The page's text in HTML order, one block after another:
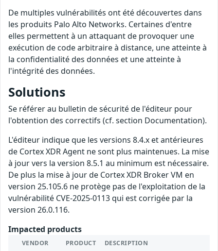
De multiples vulnérabilités ont été découvertes dans
les produits Palo Alto Networks. Certaines d'entre
elles permettent à un attaquant de provoquer une
exécution de code arbitraire à distance, une atteinte à
la confidentialité des données et une atteinte à
l'intégrité des données.
Solutions
Se référer au bulletin de sécurité de l'éditeur pour
l'obtention des correctifs (cf. section Documentation).
L'éditeur indique que les versions 8.4.x et antérieures
de Cortex XDR Agent ne sont plus maintenues. La mise
à jour vers la version 8.5.1 au minimum est nécessaire.
De plus la mise à jour de Cortex XDR Broker VM en
version 25.105.6 ne protège pas de l'exploitation de la
vulnérabilité CVE-2025-0113 qui est corrigée par la
version 26.0.116.
Impacted products
VENDOR PRODUCT DESCRIPTION